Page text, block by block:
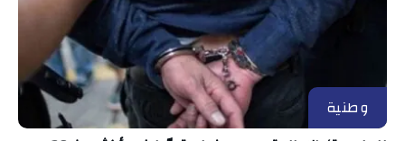
وطنية